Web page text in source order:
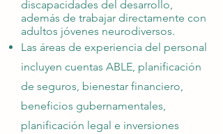
discapacidades del desarrollo,
además de trabajar directamente con
adultos jóvenes neurodiversos.
Las áreas de experiencia del personal
incluyen cuentas ABLE, planificación
de seguros, bienestar financiero,
beneficios gubernamentales,
planificación legal e inversiones